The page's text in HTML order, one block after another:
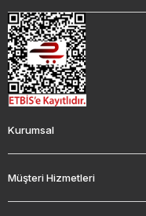
Kurumsal
Müşteri Hizmetleri